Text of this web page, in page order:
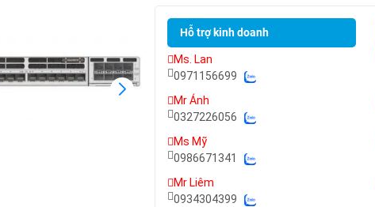
Hỗ trợ kinh doanh
Ms. Lan
0971156699
Mr Ánh
0327226056
Ms Mỹ
0986671341
Mr Liêm
0934304399